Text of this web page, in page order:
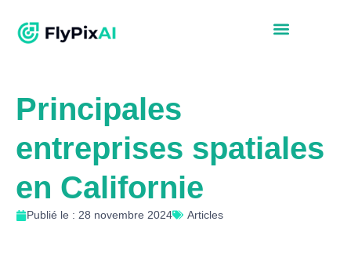
Principales
entreprises spatiales
en Californie
Publié le : 28 novembre 2024 Articles